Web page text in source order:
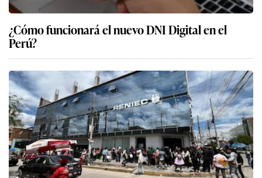
¿Cómo funcionará el nuevo DNI Digital en el
Perú?